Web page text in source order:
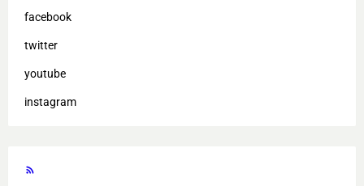
facebook
twitter
youtube
instagram